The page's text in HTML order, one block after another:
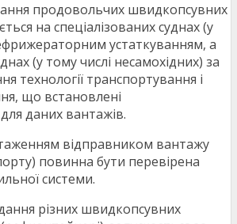
продовольчих швидкопсувних
на спеціалізованих суднах (у
устаткуванням, а
(у тому числі несамохідних) за
технології транспортування і
що встановлені
даних вантажів.
відправником вантажу
повинна бути перевірена
системи.
різних швидкопсувних